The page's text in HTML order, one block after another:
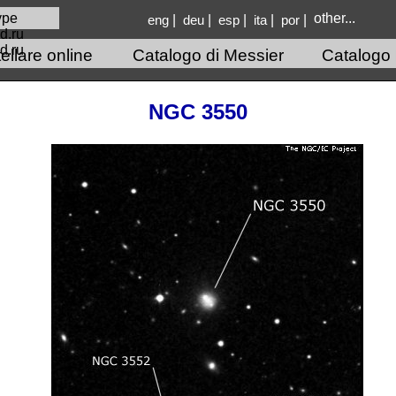
eng deu esp ita por other...
online Catalogo di Messier Catalogo
NGC 3550